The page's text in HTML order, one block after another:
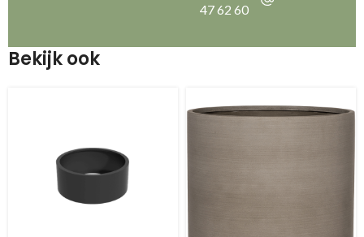
47 62 60
Bekijk ook